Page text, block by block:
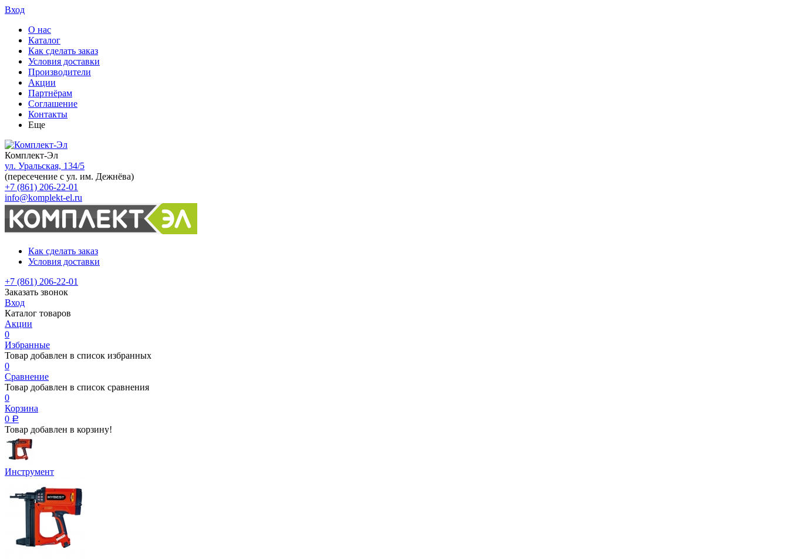
Вход
О нас
Каталог
Как сделать заказ
Условия доставки
Производители
Акции
Партнёрам
Соглашение
Контакты
Еще
Комплект-Эл
ул. Уральская, 134/5
(пересечение с ул. им. Дежнёва)
+7 (861) 206-22-01
info@komplekt-el.ru
Как сделать заказ
Условия доставки
+7 (861) 206-22-01
Заказать звонок
Вход
Каталог товаров
Акции
0
Избранные
Товар добавлен в список избранных
0
Сравнение
Товар добавлен в список сравнения
0
Корзина
0 Р
Товар добавлен в корзину!
Инструмент